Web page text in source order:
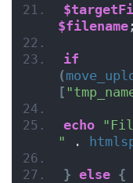
$filename ;
if
(
[
echo
" .
} else {